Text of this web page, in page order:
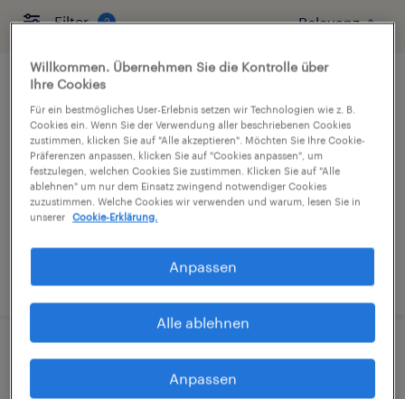
Filter 2
Quereinsteiger & Profis (m/w/d) im
Verkauf für die Non-Food Abteilung
Spittal an der Drau, Karnten
Festanstellung
€2,470 pro monat, Überzahlung möglich
veröffentlicht am 20. Juli 2026
Mitarbeiter (m/w/d) Verkauf - Non-
Willkommen. Übernehmen Sie die Kontrolle über
Ihre Cookies
Für ein bestmögliches User-Erlebnis setzen wir Technologien wie z. B.
Cookies ein. Wenn Sie der Verwendung aller beschriebenen Cookies
zustimmen, klicken Sie auf "Alle akzeptieren". Möchten Sie Ihre Cookie-
Präferenzen anpassen, klicken Sie auf "Cookies anpassen", um
festzulegen, welchen Cookies Sie zustimmen. Klicken Sie auf "Alle
ablehnen" um nur dem Einsatz zwingend notwendiger Cookies
zuzustimmen. Welche Cookies wir verwenden und warum, lesen Sie in
unserer
Cookie-Erklärung.
Anpassen
Alle ablehnen
Anpassen